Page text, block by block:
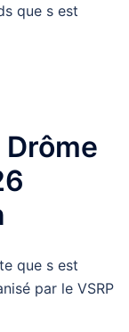
que s est
que s est
par le VSRP